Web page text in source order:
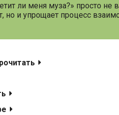
ли меня муза?» просто не
но и упрощает процесс